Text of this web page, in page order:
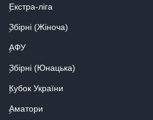
Екстра-ліга
Збірні (Жіноча)
АФУ
Збірні (Юнацька)
Кубок України
Аматори